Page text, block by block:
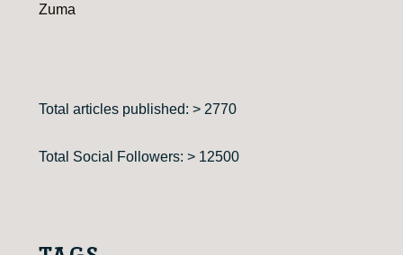
Zuma
Total articles published: > 2770
Total Social Followers: > 12500